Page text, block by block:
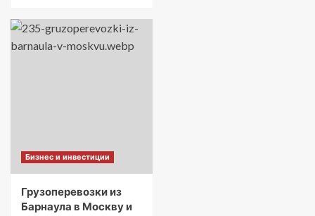
Бизнес и инвестиции
Грузоперевозки из
Барнаула в Москву и